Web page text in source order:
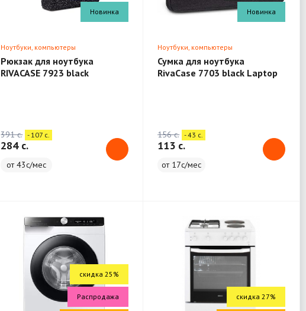
Новинка
Ноутбуки, компьютеры
Рюкзак для ноутбука
RIVACASE 7923 black
391 c. - 107 c.
284 c.
от 43с/мес
Новинка
Ноутбуки, компьютеры
Сумка для ноутбука
RivaCase 7703 black Laptop
156 c. - 43 c.
113 c.
от 17с/мес
скидка 25%
Распродажа скидка 27%